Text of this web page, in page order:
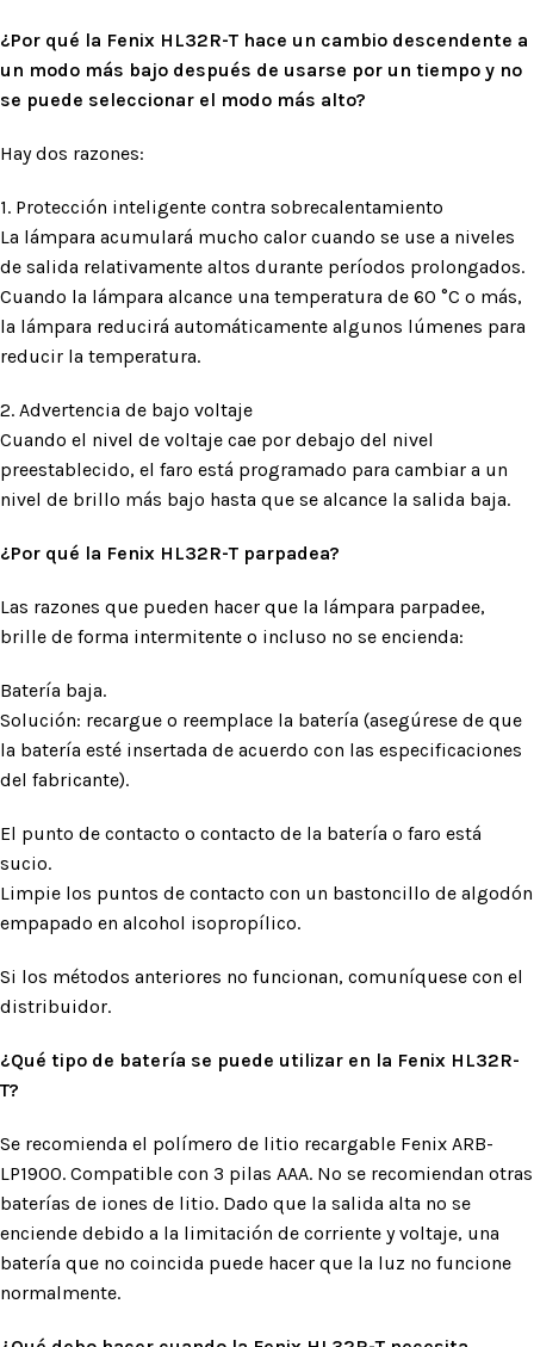
¿Por qué la Fenix HL32R-T hace un cambio descendente a
un modo más bajo después de usarse por un tiempo y no
se puede seleccionar el modo más alto?
Hay dos razones:
1. Protección inteligente contra sobrecalentamiento
La lámpara acumulará mucho calor cuando se use a niveles
de salida relativamente altos durante períodos prolongados.
Cuando la lámpara alcance una temperatura de 60 °C o más,
la lámpara reducirá automáticamente algunos lúmenes para
reducir la temperatura.
2. Advertencia de bajo voltaje
Cuando el nivel de voltaje cae por debajo del nivel
preestablecido, el faro está programado para cambiar a un
nivel de brillo más bajo hasta que se alcance la salida baja.
¿Por qué la Fenix HL32R-T parpadea?
Las razones que pueden hacer que la lámpara parpadee,
brille de forma intermitente o incluso no se encienda:
Batería baja.
Solución: recargue o reemplace la batería (asegúrese de que
la batería esté insertada de acuerdo con las especificaciones
del fabricante).
El punto de contacto o contacto de la batería o faro está
sucio.
Limpie los puntos de contacto con un bastoncillo de algodón
empapado en alcohol isopropílico.
Si los métodos anteriores no funcionan, comuníquese con el
distribuidor.
¿Qué tipo de batería se puede utilizar en la Fenix HL32R-
T?
Se recomienda el polímero de litio recargable Fenix ​​ARB-
LP1900. Compatible con 3 pilas AAA. No se recomiendan otras
baterías de iones de litio. Dado que la salida alta no se
enciende debido a la limitación de corriente y voltaje, una
batería que no coincida puede hacer que la luz no funcione
normalmente.